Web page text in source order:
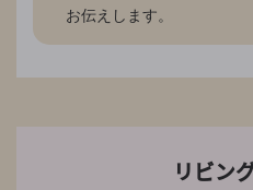
お伝えします。
リビン